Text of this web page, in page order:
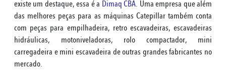
existe um destaque, essa é a Dimaq CBA. Uma empresa que além
das melhores peças para as máquinas Catepillar também conta
com peças para empilhadeira, retro escavadeiras, escavadeiras
hidráulicas, motoniveladoras, rolo compactador, mini
carregadeira e mini escavadeira de outras grandes fabricantes no
mercado.